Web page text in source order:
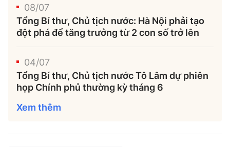
08/07
Tổng Bí thư, Chủ tịch nước: Hà Nội phải tạo
đột phá để tăng trưởng từ 2 con số trở lên
04/07
Tổng Bí thư, Chủ tịch nước Tô Lâm dự phiên
họp Chính phủ thường kỳ tháng 6
Xem thêm